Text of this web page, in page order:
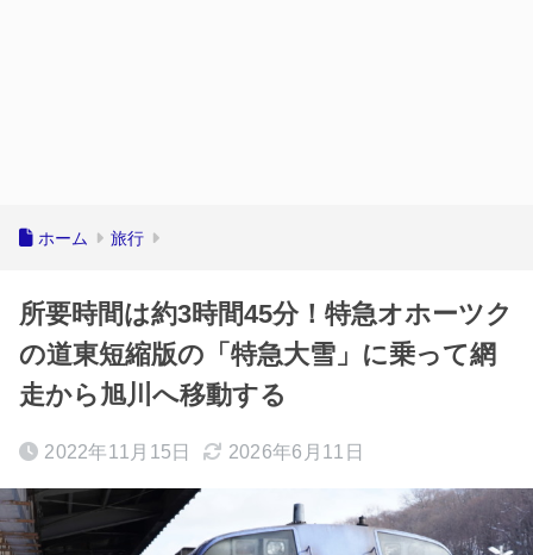
ホーム 旅行
所要時間は約3時間45分！特急オホーツク
の道東短縮版の「特急大雪」に乗って網
走から旭川へ移動する
2022年11月15日 2026年6月11日